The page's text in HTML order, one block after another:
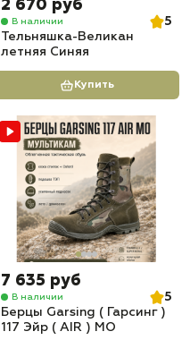
2 670 руб
В наличии
5
Тельняшка-Великан
летняя Синяя
Купить
7 635 руб
В наличии
5
Берцы Garsing ( Гарсинг )
117 Эйр ( AIR ) МО